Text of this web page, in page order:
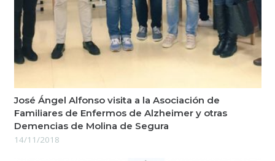
José Ángel Alfonso visita a la Asociación de
Familiares de Enfermos de Alzheimer y otras
Demencias de Molina de Segura
14/11/2018